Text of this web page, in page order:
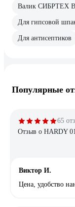
Валик СИБРТЕХ
Для гипсовой
Для антисептиков
Популярные
65
Отзыв о HARDY
Виктор И.
Цена, удобство